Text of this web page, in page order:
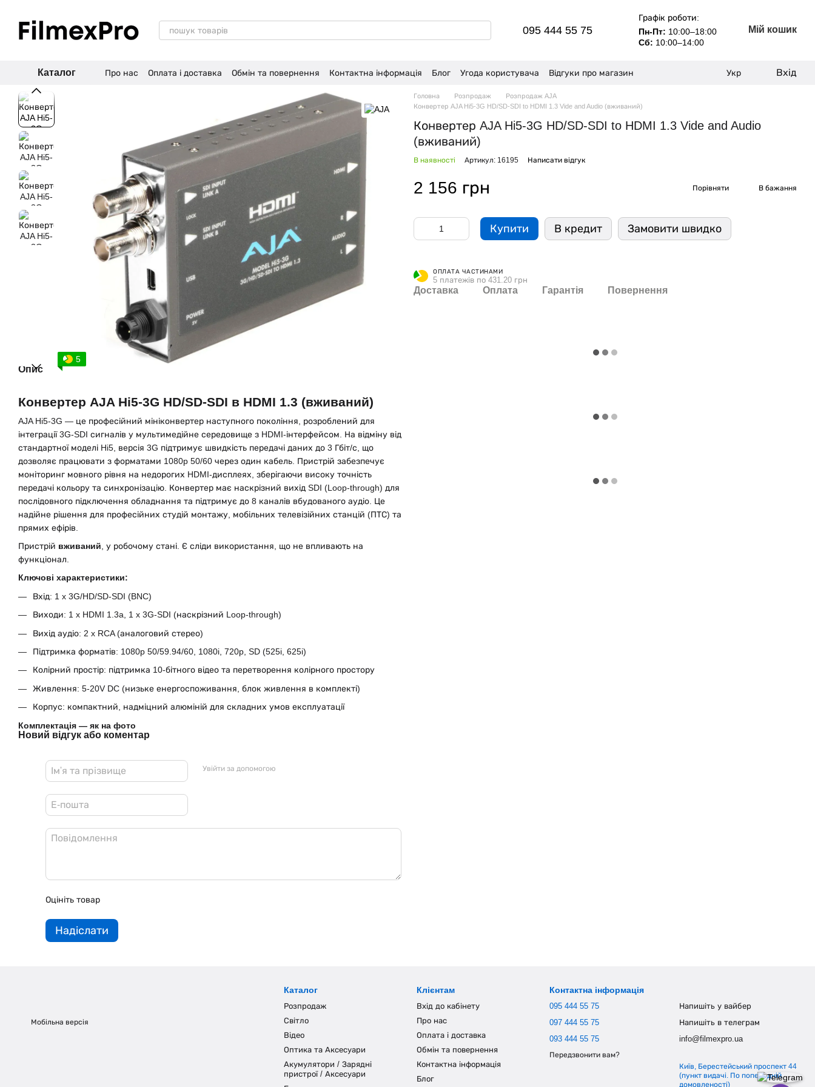
095 444 55 75
Графік роботи:
Пн-Пт: 10:00–18:00
Сб: 10:00–14:00
Мій кошик
Каталог Про нас Оплата і доставка Обмін та повернення Контактна інформація Блог Угода користувача Відгуки про магазин Укр Вхід
5
Опис
Конвертер AJA Hi5-3G HD/SD-SDI в HDMI 1.3 (вживаний)
AJA Hi5-3G — це професійний мініконвертер наступного покоління, розроблений для
інтеграції 3G-SDI сигналів у мультимедійне середовище з HDMI-інтерфейсом. На відміну від
стандартної моделі Hi5, версія 3G підтримує швидкість передачі даних до 3 Гбіт/с, що
дозволяє працювати з форматами 1080p 50/60 через один кабель. Пристрій забезпечує
моніторинг мовного рівня на недорогих HDMI-дисплеях, зберігаючи високу точність
передачі кольору та синхронізацію. Конвертер має наскрізний вихід SDI (Loop-through) для
послідовного підключення обладнання та підтримує до 8 каналів вбудованого аудіо. Це
надійне рішення для професійних студій монтажу, мобільних телевізійних станцій (ПТС) та
прямих ефірів.
Пристрій вживаний , у робочому стані. Є сліди використання, що не впливають на
функціонал.
Ключові характеристики:
Вхід: 1 x 3G/HD/SD-SDI (BNC)
Виходи: 1 x HDMI 1.3a, 1 x 3G-SDI (наскрізний Loop-through)
Вихід аудіо: 2 x RCA (аналоговий стерео)
Підтримка форматів: 1080p 50/59.94/60, 1080i, 720p, SD (525i, 625i)
Колірний простір: підтримка 10-бітного відео та перетворення колірного простору
Живлення: 5-20V DC (низьке енергоспоживання, блок живлення в комплекті)
Корпус: компактний, надміцний алюміній для складних умов експлуатації
Комплектація — як на фото
Новий відгук або коментар
Увійти за допомогою
Оцініть товар
Надіслати
Головна Розпродаж
Розпродаж AJA
Конвертер AJA Hi5-3G HD/SD-SDI to HDMI 1.3 Vide and Audio (вживаний)
Конвертер AJA Hi5-3G HD/SD-SDI to HDMI 1.3 Vide and Audio
(вживаний)
В наявності Артикул: 16195 Написати відгук
2 156 грн Порівняти В бажання
Купити В кредит Замовити швидко
ОПЛАТА ЧАСТИНАМИ
5 платежів по 431.20 грн
Доставка Оплата Гарантія Повернення
Мобільна версія
Каталог
Розпродаж
Світло
Відео
Оптика та Аксесуари
Акумулятори / Зарядні
пристрої / Аксесуари
Клієнтам
Вхід до кабінету
Про нас
Оплата і доставка
Обмін та повернення
Контактна інформація
Блог
Контактна інформація
095 444 55 75
097 444 55 75
093 444 55 75
Передзвонити вам?
Напишіть у вайбер
Напишіть в телеграм
info@filmexpro.ua
Київ, Берестейський проспект 44
(пункт видачі. По попередній
домовленості)